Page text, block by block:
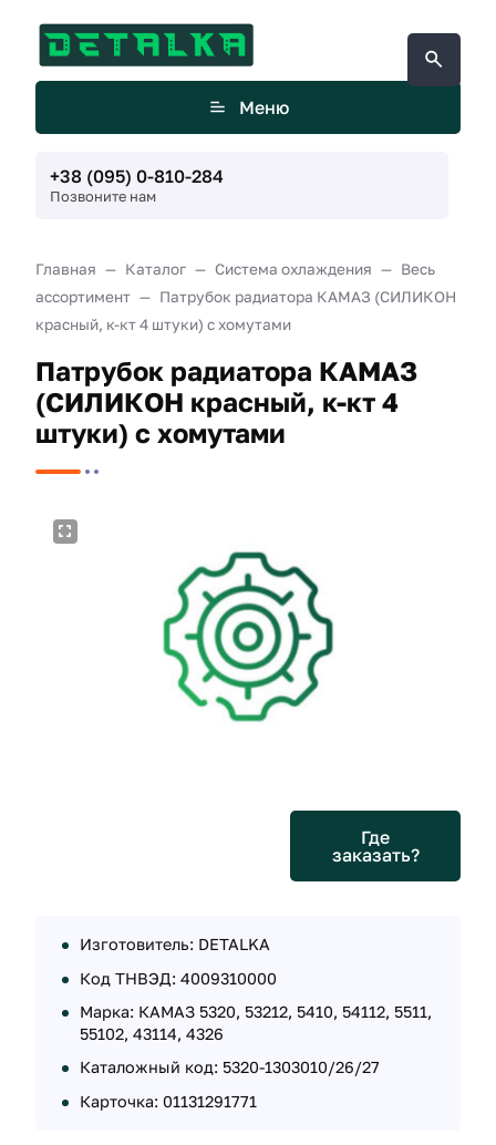
Меню
+38 (095) 0-810-284
Позвоните нам
Главная Каталог Система охлаждения
Весь
ассортимент
Патрубок радиатора КАМАЗ (СИЛИКОН
красный, к-кт 4 штуки) с хомутами
Патрубок радиатора КАМАЗ
(СИЛИКОН красный, к-кт 4
штуки) с хомутами
Где
заказать?
Изготовитель: DETALKA
Код ТНВЭД: 4009310000
Марка: КАМАЗ 5320, 53212, 5410, 54112, 5511,
55102, 43114, 4326
Каталожный код: 5320-1303010/26/27
Карточка: 01131291771